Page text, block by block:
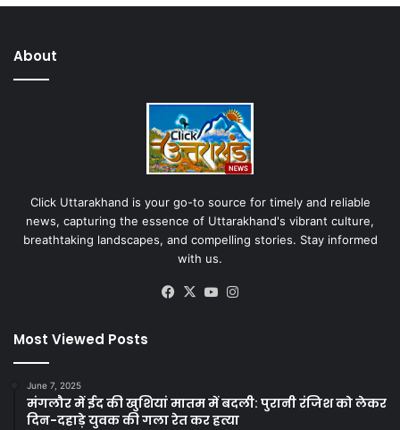
About
Click Uttarakhand is your go-to source for timely and reliable
news, capturing the essence of Uttarakhand's vibrant culture,
breathtaking landscapes, and compelling stories. Stay informed
with us.
Facebook
X YouTube
Most Viewed Posts
June 7, 2025
मंगलौर में ईद की खुशियां मातम में बदली: पुरानी रंजिश को लेकर
दिन-दहाड़े युवक की गला रेत कर हत्या